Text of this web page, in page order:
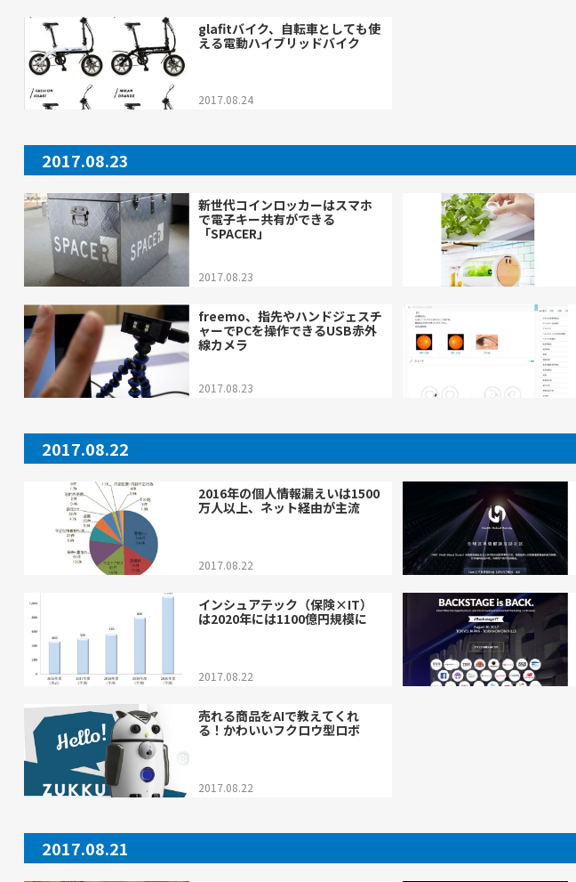
glafitバイク、自転車としても使
える電動ハイブリッドバイク
2017.08.24
2017.08.23
新世代コインロッカーはスマホ
で電子キー共有ができる
「SPACER」
2017.08.23
freemo、指先やハンドジェスチ
ャーでPCを操作できるUSB赤外
線カメラ
2017.08.23
2017.08.22
2016年の個人情報漏えいは1500
万人以上、ネット経由が主流
2017.08.22
インシュアテック（保険×IT）
は2020年には1100億円規模に
2017.08.22
売れる商品をAIで教えてくれ
る！かわいいフクロウ型ロボ
2017.08.22
2017.08.21